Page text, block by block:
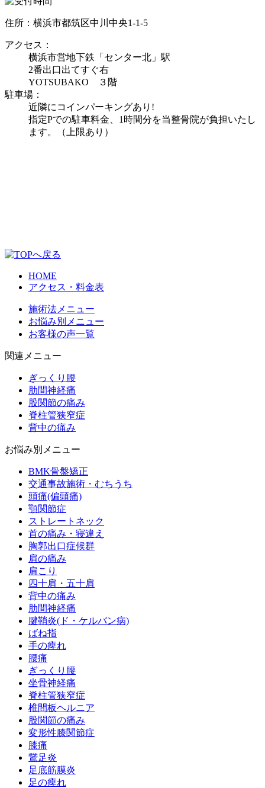
住所：横浜市都筑区中川中央1-1-5
アクセス：
横浜市営地下鉄「センター北」駅
2番出口出てすぐ右
YOTSUBAKO ３階
駐車場：
近隣にコインパーキングあり!
指定Pでの駐車料金、1時間分を当整骨院が負担いたし
ます。（上限あり）
HOME
アクセス・料金表
施術法メニュー
お悩み別メニュー
お客様の声一覧
関連メニュー
ぎっくり腰
肋間神経痛
股関節の痛み
脊柱管狭窄症
背中の痛み
お悩み別メニュー
BMK骨盤矯正
交通事故施術・むちうち
頭痛(偏頭痛)
顎関節症
ストレートネック
首の痛み・寝違え
胸郭出口症候群
肩の痛み
肩こり
四十肩・五十肩
背中の痛み
肋間神経痛
腱鞘炎(ド・ケルバン病)
ばね指
手の痺れ
腰痛
ぎっくり腰
坐骨神経痛
脊柱管狭窄症
椎間板ヘルニア
股関節の痛み
変形性膝関節症
膝痛
鵞足炎
足底筋膜炎
足の痺れ